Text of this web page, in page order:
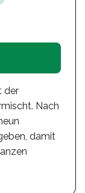
der
Nach
damit